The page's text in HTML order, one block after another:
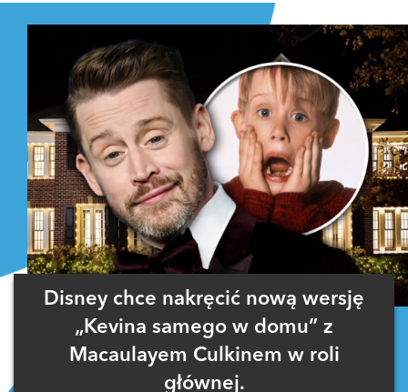
Disney chce nakręcić nową wersję
„Kevina samego w domu” z
Macaulayem Culkinem w roli
głównej.